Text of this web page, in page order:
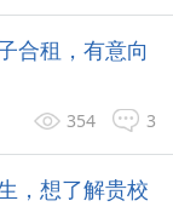
合租，有意向
3
354
，想了解贵校